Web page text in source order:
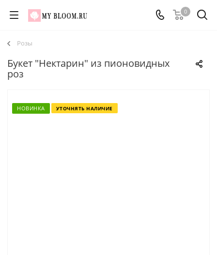
0
Розы
Букет "Нектарин" из пионовидных
роз
НОВИНКА УТОЧНЯТЬ НАЛИЧИЕ